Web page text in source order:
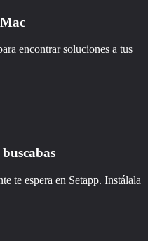
encontrar soluciones a tus
te espera en Setapp. Instálala